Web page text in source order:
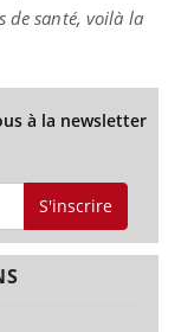
de santé, voilà la
à la newsletter
S'inscrire